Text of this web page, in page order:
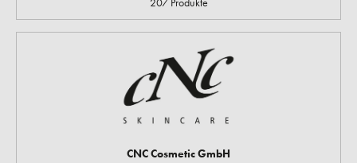
CNC Cosmetic GmbH